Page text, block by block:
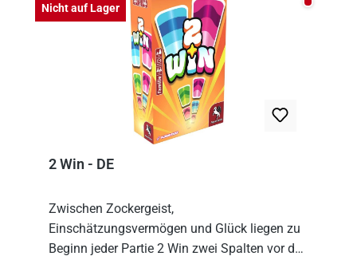
Nicht auf Lager Nicht
2 Win - DE
Zwischen Zockergeist,
Einschätzungsvermögen und Glück liegen zu
Beginn jeder Partie 2 Win zwei Spalten vor den